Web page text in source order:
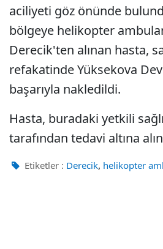
aciliyeti göz önünde
bölgeye helikopter
Derecik'ten alınan hasta,
refakatinde Yüksekova
başarıyla nakledildi.
Hasta, buradaki yetkili
tarafından tedavi altına
Etiketler : Derecik, helikopter